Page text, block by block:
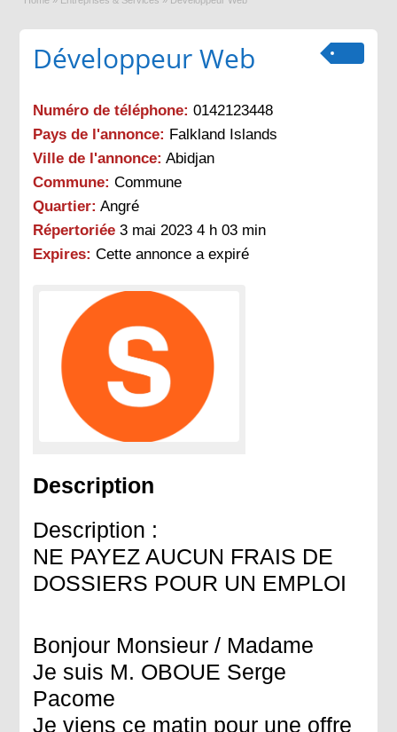
Développeur Web
Numéro de téléphone: 0142123448
Pays de l'annonce: Falkland Islands
Ville de l'annonce: Abidjan
Commune: Commune
Quartier: Angré
Répertoriée 3 mai 2023 4 h 03 min
Expires: Cette annonce a expiré
Description
Description :
NE PAYEZ AUCUN FRAIS DE
DOSSIERS POUR UN EMPLOI
Bonjour Monsieur / Madame
Je suis M. OBOUE Serge
Pacome
Je viens ce matin pour une offre